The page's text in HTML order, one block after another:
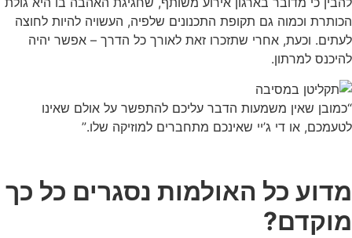
הכותרת וכמוה גם תקופת התכנונים שלפיה, העשויה להיות לחוצה
לעתים. וכעת, אחרי שתזכרו זאת לאורך כל הדרך – אפשר יהיה
להיכנס למרתון.
“כמובן שאין משמעות הדבר עליכם להתפשר על אולם שאינו
לטעמכם, או די ג’יי שאינכם מתחברים למוזיקה שלו.”
מדוע כל האולמות נסגרים כל כך
מוקדם?